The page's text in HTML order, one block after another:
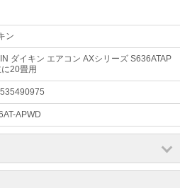
ン
ダイキン エアコン AXシリーズ S636ATAP
20畳用
APWD